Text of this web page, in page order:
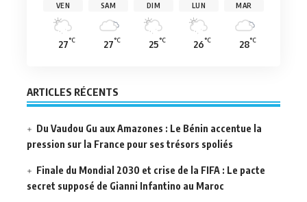
VEN
27°C
SAM
27°C
DIM
25°C
LUN
26°C
MAR
28°C
ARTICLES RÉCENTS
Du Vaudou Gu aux Amazones : Le Bénin accentue la
pression sur la France pour ses trésors spoliés
Finale du Mondial 2030 et crise de la FIFA : Le pacte
secret supposé de Gianni Infantino au Maroc